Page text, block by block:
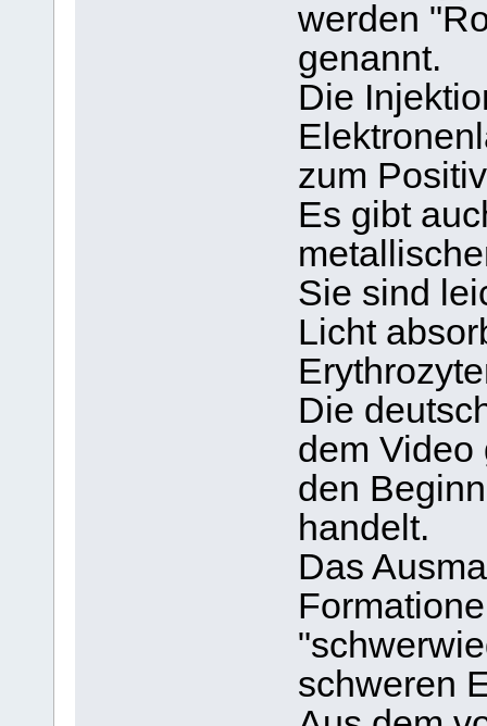
werden
genannt.
Die
zum
Es gibt
Sie sind
Licht
Die
dem Video
den
handelt.
Das
schweren